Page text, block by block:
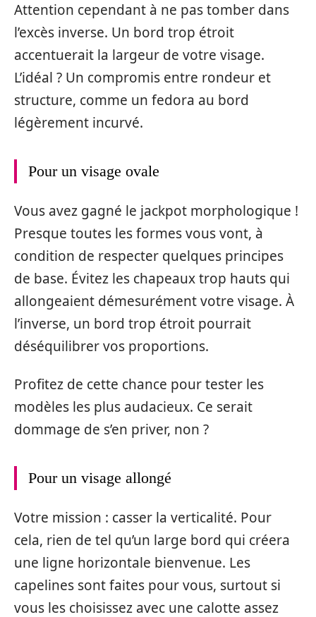
Attention cependant à ne pas tomber dans
l’excès inverse. Un bord trop étroit
accentuerait la largeur de votre visage.
L’idéal ? Un compromis entre rondeur et
structure, comme un fedora au bord
légèrement incurvé.
Pour un visage ovale
Vous avez gagné le jackpot morphologique !
Presque toutes les formes vous vont, à
condition de respecter quelques principes
de base. Évitez les chapeaux trop hauts qui
allongeaient démesurément votre visage. À
l’inverse, un bord trop étroit pourrait
déséquilibrer vos proportions.
Profitez de cette chance pour tester les
modèles les plus audacieux. Ce serait
dommage de s’en priver, non ?
Pour un visage allongé
Votre mission : casser la verticalité. Pour
cela, rien de tel qu’un large bord qui créera
une ligne horizontale bienvenue. Les
capelines sont faites pour vous, surtout si
vous les choisissez avec une calotte assez